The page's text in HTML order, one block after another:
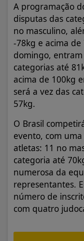
A programação
disputas das
no masculino,
-78kg e acima
domingo,
categorias até
acima de 100kg
será a vez das
57kg.
O Brasil
evento, com
atletas: 11 no
categoria até
numerosa da
representantes.
número de
com quatro